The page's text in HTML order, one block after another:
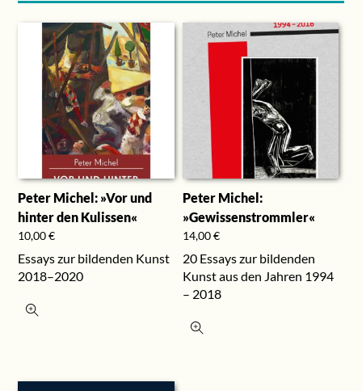
Peter Michel: »Vor und
hinter den Kulissen«
10,00€
Essays zur bildenden Kunst
2018–2020
Peter Michel:
»Gewissenstrommler«
14,00€
20 Essays zur bildenden
Kunst aus den Jahren 1994
– 2018